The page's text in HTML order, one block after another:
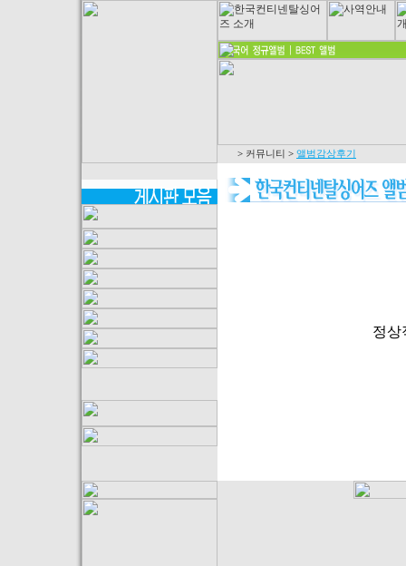
> 커뮤니티 > 앨범감상후기
정상